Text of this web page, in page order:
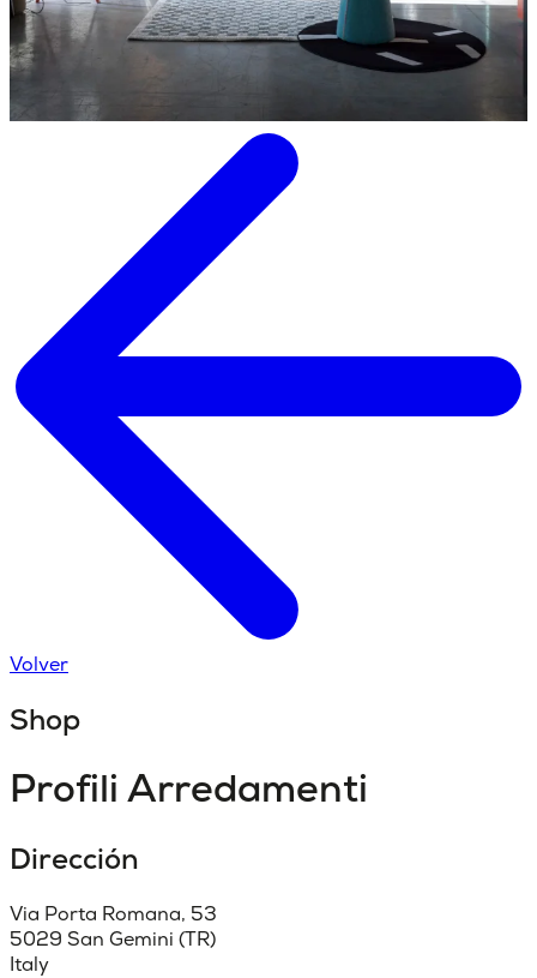
Volver
Shop
Profili Arredamenti
Dirección
Via Porta Romana, 53
5029 San Gemini (TR)
Italy